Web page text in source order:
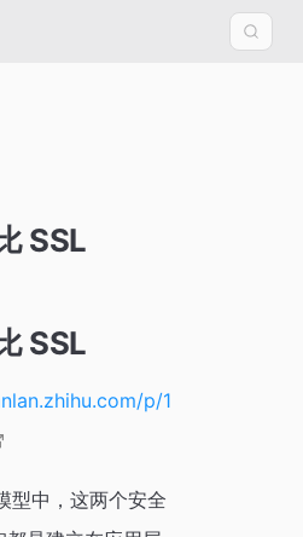
SSL
SSL
p/1
型中，这两个安全